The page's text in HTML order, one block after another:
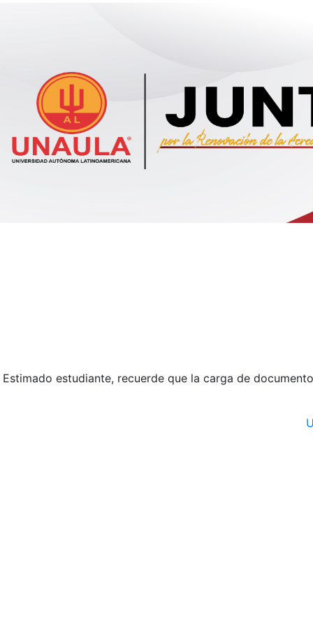
Estimado estudiante, recuerde que la carga de